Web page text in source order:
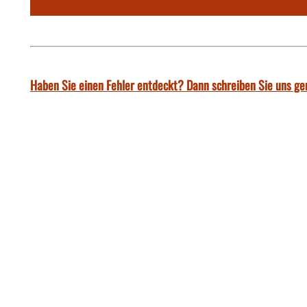
Haben Sie einen Fehler entdeckt? Dann schreiben Sie uns